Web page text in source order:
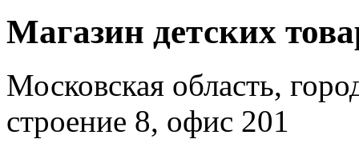
Магазин детских
Московская область,
строение 8, офис 201